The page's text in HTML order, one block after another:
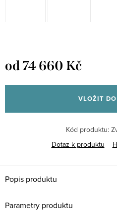
od74 660 Kč
cena:
VLOŽIT
Kód produktu:
Dotaz k produktu
Popis produktu
Parametry produktu